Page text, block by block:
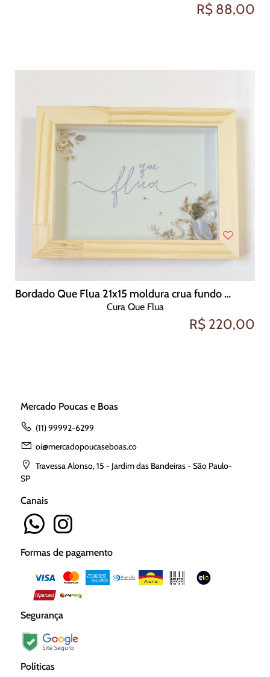
R$ 88,00
Bordado Que Flua 21x15 moldura crua fundo azul pastel
Cura Que Flua
R$ 220,00
Mercado Poucas e Boas
(11) 99992-6299
oi@mercadopoucaseboas.co
Travessa Alonso, 15 - Jardim das Bandeiras - São Paulo-
SP
Canais
Formas de pagamento
Segurança
Políticas